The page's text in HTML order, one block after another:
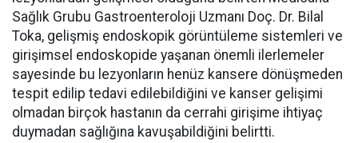
Sağlık Grubu Gastroenteroloji Uzmanı Doç. Dr. Bilal
Toka, gelişmiş endoskopik görüntüleme sistemleri ve
girişimsel endoskopide yaşanan önemli ilerlemeler
sayesinde bu lezyonların henüz kansere dönüşmeden
tespit edilip tedavi edilebildiğini ve kanser gelişimi
olmadan birçok hastanın da cerrahi girişime ihtiyaç
duymadan sağlığına kavuşabildiğini belirtti.